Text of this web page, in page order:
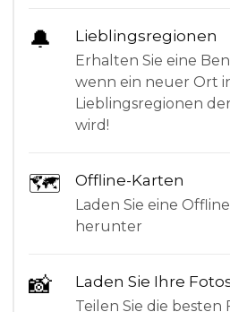
🔔 Lieblingsregionen
Erhalten Sie eine
wenn ein neuer Ort
Lieblingsregionen
wird!
🗺 Offline-Karten
Laden Sie eine
herunter
📸 Laden Sie Ihre
Teilen Sie die besten